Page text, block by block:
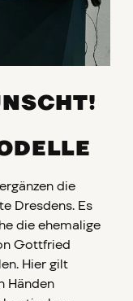
die
Dresdens. Es
die ehemalige
Gottfried
Hier gilt
Händen